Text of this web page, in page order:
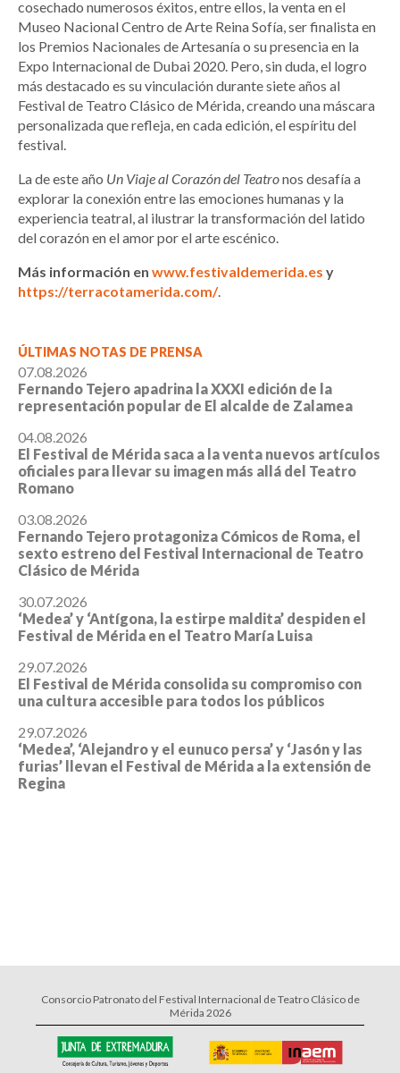
cosechado numerosos éxitos, entre ellos, la venta en el
Museo Nacional Centro de Arte Reina Sofía, ser finalista en
los Premios Nacionales de Artesanía o su presencia en la
Expo Internacional de Dubai 2020. Pero, sin duda, el logro
más destacado es su vinculación durante siete años al
Festival de Teatro Clásico de Mérida, creando una máscara
personalizada que refleja, en cada edición, el espíritu del
festival.
La de este año Un Viaje al Corazón del Teatronos desafía a
explorar la conexión entre las emociones humanas y la
experiencia teatral, al ilustrar la transformación del latido
del corazón en el amor por el arte escénico.
Más información en www.festivaldemerida.es y
https://terracotamerida.com/.
ÚLTIMAS NOTAS DE PRENSA
07.08.2026
Fernando Tejero apadrina la XXXI edición de la
representación popular de El alcalde de Zalamea
04.08.2026
El Festival de Mérida saca a la venta nuevos artículos
oficiales para llevar su imagen más allá del Teatro
Romano
03.08.2026
Fernando Tejero protagoniza Cómicos de Roma, el
sexto estreno del Festival Internacional de Teatro
Clásico de Mérida
30.07.2026
‘Medea’ y ‘Antígona, la estirpe maldita’ despiden el
Festival de Mérida en el Teatro María Luisa
29.07.2026
El Festival de Mérida consolida su compromiso con
una cultura accesible para todos los públicos
29.07.2026
‘Medea’, ‘Alejandro y el eunuco persa’ y ‘Jasón y las
furias’ llevan el Festival de Mérida a la extensión de
Regina
Consorcio Patronato del Festival Internacional de Teatro Clásico de
Mérida 2026